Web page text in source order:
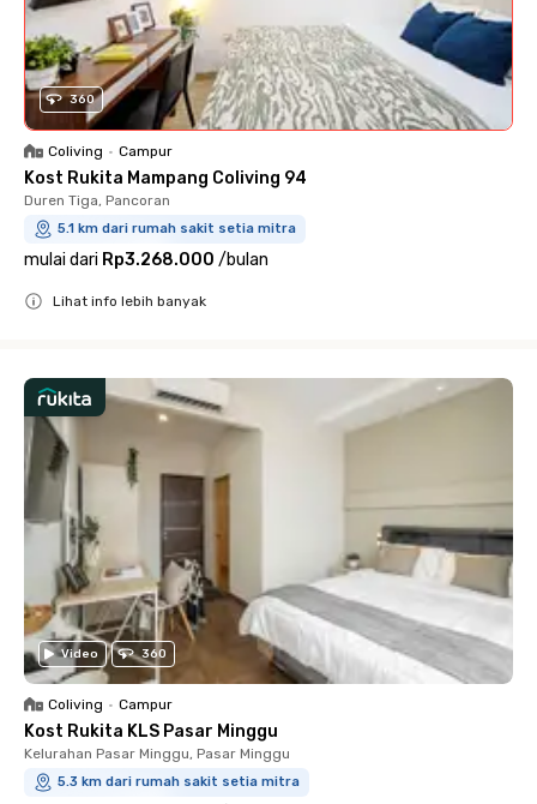
360
Coliving • Campur
Kost Rukita Mampang Coliving 94
Duren Tiga, Pancoran
5.1 km dari rumah sakit setia mitra
mulai dari Rp3.268.000 /bulan
Lihat info lebih banyak
Video 360
Coliving • Campur
Kost Rukita KLS Pasar Minggu
Kelurahan Pasar Minggu, Pasar Minggu
5.3 km dari rumah sakit setia mitra